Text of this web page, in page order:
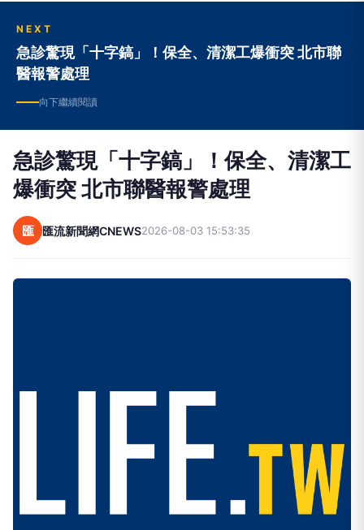
NEXT
急診驚現「十字鎬」！保全、清潔工爆衝突 北市聯
醫報警處理
向下繼續閱讀
急診驚現「十字鎬」！保全、清潔工
爆衝突 北市聯醫報警處理
匯 匯流新聞網CNEWS2026-08-03 15:53:35